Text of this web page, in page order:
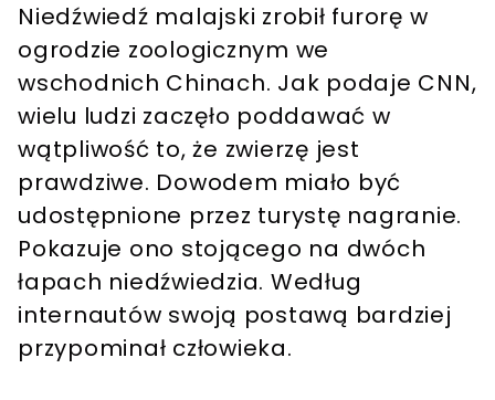
Niedźwiedź malajski zrobił furorę w
ogrodzie zoologicznym we
wschodnich Chinach. Jak podaje CNN,
wielu ludzi zaczęło poddawać w
wątpliwość to, że zwierzę jest
prawdziwe. Dowodem miało być
udostępnione przez turystę nagranie.
Pokazuje ono stojącego na dwóch
łapach niedźwiedzia. Według
internautów swoją postawą bardziej
przypominał człowieka.